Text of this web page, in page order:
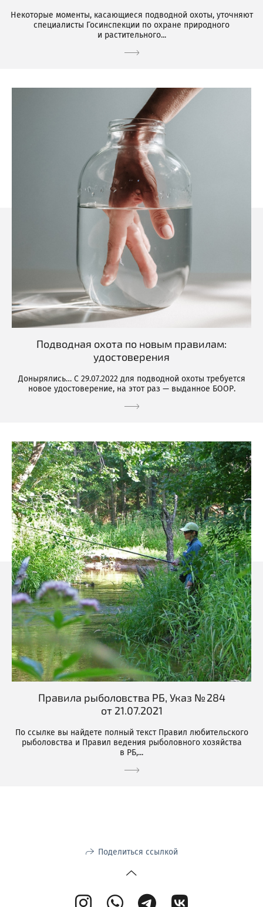
Некоторые моменты, касающиеся подводной охоты, уточняют
специалисты Госинспекции по охране природного
и растительного...
Подводная охота по новым правилам:
удостоверения
Донырялись… С 29.07.2022 для подводной охоты требуется
новое удостоверение, на этот раз — выданное БООР.
Правила рыболовства РБ, Указ № 284
от 21.07.2021
По ссылке вы найдете полный текст Правил любительского
рыболовства и Правил ведения рыболовного хозяйства
в РБ,...
Поделиться ссылкой